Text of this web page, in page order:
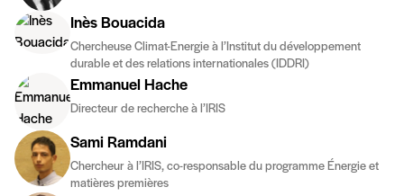
Inès Bouacida
Chercheuse Climat-Energie à l’Institut du développement
durable et des relations internationales (IDDRI)
Emmanuel Hache
Directeur de recherche à l’IRIS
Sami Ramdani
Chercheur à l’IRIS, co-responsable du programme Énergie et
matières premières